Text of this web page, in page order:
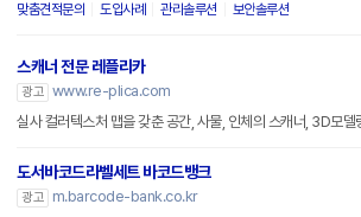
맞춤견적문의 도입사례 관리솔루션 보안솔루션
스캐너 전문 레플리카
광고 www.re-plica.com
실사 컬러텍스처 맵을 갖춘 공간, 사물, 인체의 스캐너, 3D모델
도서바코드라벨세트 바코드뱅크
광고
m.barcode-bank.co.kr